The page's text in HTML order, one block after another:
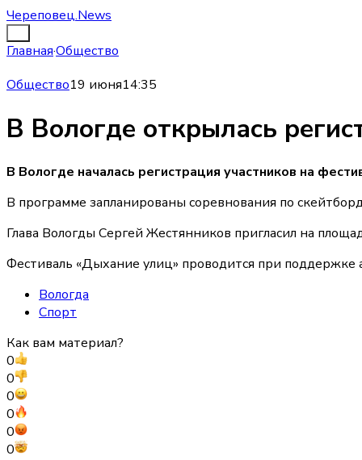
Череповец.News
Главная·Общество
Общество19 июня14:35
В Вологде открылась
В Вологде началась регистрация участников на
В программе запланированы соревнования по
Глава Вологды Сергей Жестянников пригласил на
Фестиваль «Дыхание улиц» проводится при
Вологда
Спорт
Как вам материал?
0
0
0
0
0
0